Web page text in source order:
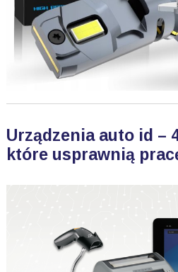
Urządzenia auto id –
które usprawnią